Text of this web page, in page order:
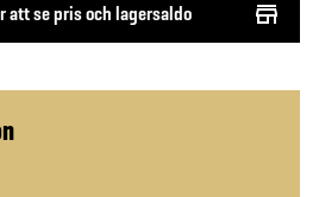
att se pris och lagersaldo